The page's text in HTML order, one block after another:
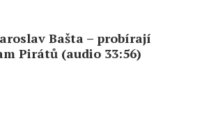
Bašta – probírají
Pirátů (audio 33:56)